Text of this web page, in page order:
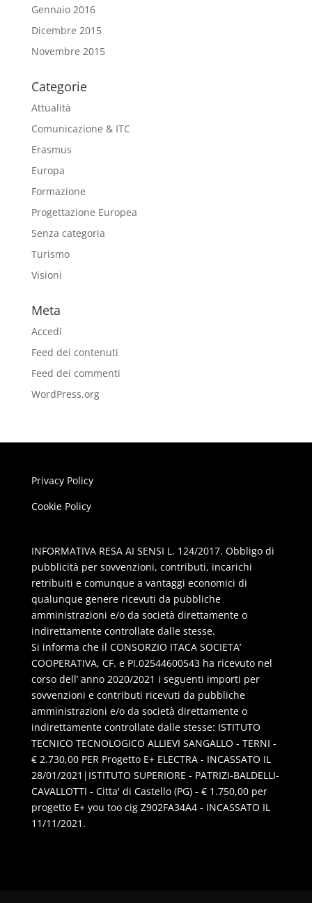
Gennaio 2016
Dicembre 2015
Novembre 2015
Categorie
Attualità
Comunicazione & ITC
Erasmus
Europa
Formazione
Progettazione Europea
Senza categoria
Turismo
Visioni
Meta
Accedi
Feed dei contenuti
Feed dei commenti
WordPress.org
Privacy Policy
Cookie Policy
INFORMATIVA RESA AI SENSI L. 124/2017. Obbligo di
pubblicità per sovvenzioni, contributi, incarichi
retribuiti e comunque a vantaggi economici di
qualunque genere ricevuti da pubbliche
amministrazioni e/o da società direttamente o
indirettamente controllate dalle stesse.
Si informa che il CONSORZIO ITACA SOCIETA’
COOPERATIVA, CF. e PI.02544600543 ha ricevuto nel
corso dell’ anno 2020/2021 i seguenti importi per
sovvenzioni e contributi ricevuti da pubbliche
amministrazioni e/o da società direttamente o
indirettamente controllate dalle stesse: ISTITUTO
TECNICO TECNOLOGICO ALLIEVI SANGALLO - TERNI -
€ 2.730,00 PER Progetto E+ ELECTRA - INCASSATO IL
28/01/2021|ISTITUTO SUPERIORE - PATRIZI-BALDELLI-
CAVALLOTTI - Citta' di Castello (PG) - € 1.750,00 per
progetto E+ you too cig Z902FA34A4 - INCASSATO IL
11/11/2021.